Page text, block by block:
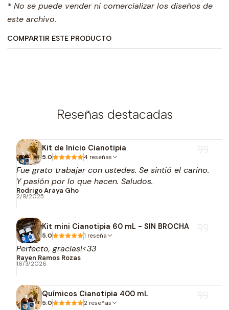
* No se puede vender ni comercializar los diseños de
este archivo.
COMPARTIR ESTE PRODUCTO
Reseñas destacadas
Kit de Inicio Cianotipia
5.0 4 reseñas
Fue grato trabajar con ustedes. Se sintió el cariño.
Y pasión por lo que hacen. Saludos.
Rodrigo Araya Gho
2/9/2025
Kit mini Cianotipia 60 mL - SIN BROCHA
5.0 1 reseña
Perfecto, gracias!<33
Rayen Ramos Rozas
16/3/2026
Químicos Cianotipia 400 mL
5.0 2 reseñas